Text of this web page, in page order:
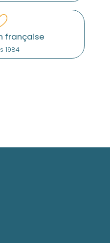
française
1984